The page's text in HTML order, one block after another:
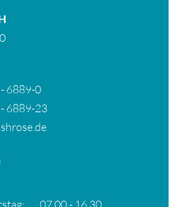
6889-0
6889-23